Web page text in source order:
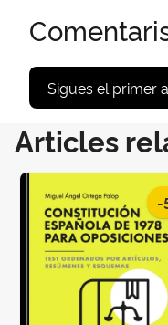
Sigues el primer
Articles
-